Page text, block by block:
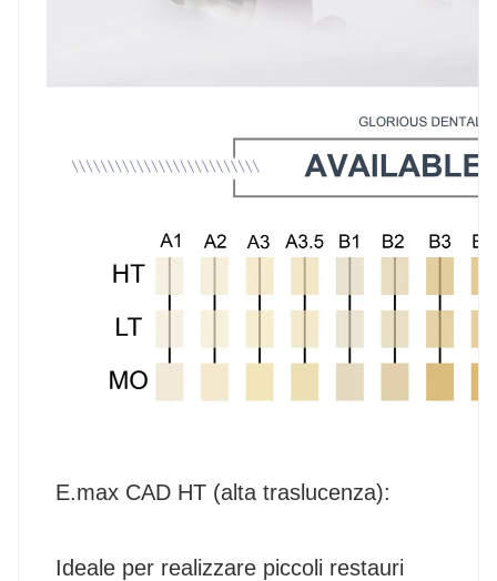
E.max CAD HT (alta traslucenza):
Ideale per realizzare piccoli restauri